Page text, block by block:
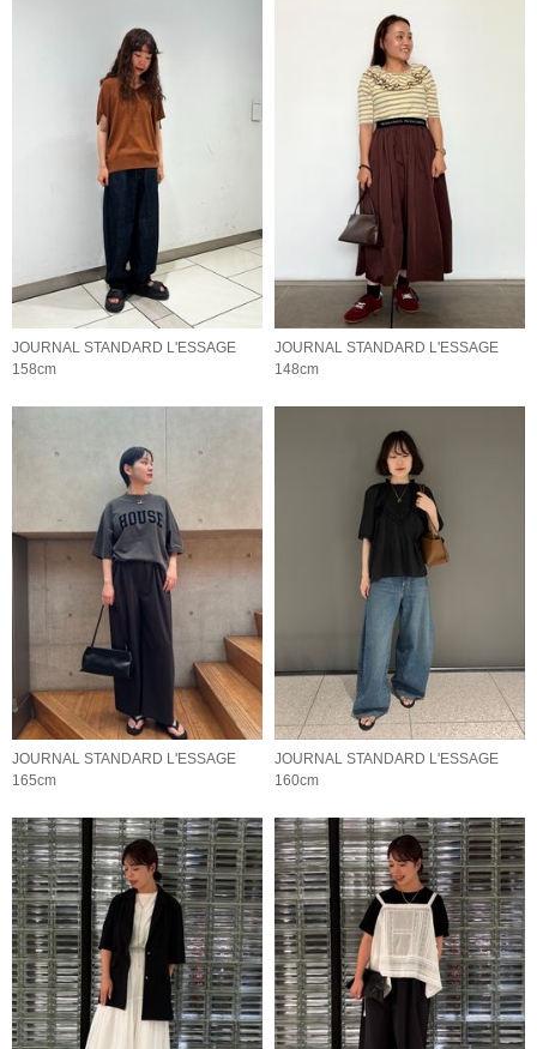
JOURNAL STANDARD L'ESSAGE
158cm
JOURNAL STANDARD L'ESSAGE
148cm
JOURNAL STANDARD L'ESSAGE
165cm
JOURNAL STANDARD L'ESSAGE
160cm